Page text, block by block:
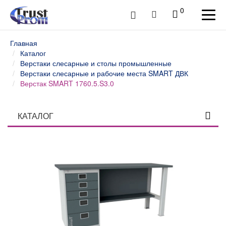
0
Главная
Каталог
Верстаки слесарные и столы промышленные
Верстаки слесарные и рабочие места SMART ДВК
Верстак SMART 1760.5.S3.0
КАТАЛОГ
Верстаки и столы слесарные WOKER ДВК
Верстаки слесарные и рабочие места WOKER PRO
Верстаки слесарные и рабочие места SMART ДВК